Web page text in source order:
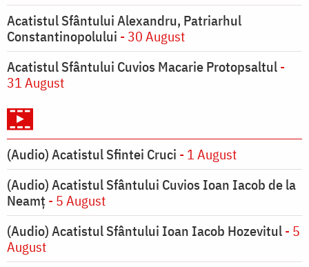
Acatistul Sfântului Alexandru, Patriarhul
Constantinopolului - 30 August
Acatistul Sfântului Cuvios Macarie Protopsaltul-
31 August
(Audio) Acatistul Sfintei Cruci - 1 August
(Audio) Acatistul Sfântului Cuvios Ioan Iacob de la
Neamț - 5 August
(Audio) Acatistul Sfântului Ioan Iacob Hozevitul- 5
August